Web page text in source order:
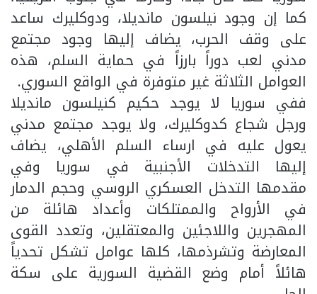
كما إن وجود نيلسون مانديلا، ودوكليرك ساعد
على وقف الحرب، يضاف إليها وجود مجتمع
مدني لعب دوراً بارزاً في حماية السلم، هذه
العوامل الثلاثة غير متوفرة في الواقع السوري.
ففي سوريا لا يوجد حكيم كنيلسون مانديلا
ورجل شجاع كدوكليرك، ولا يوجد مجتمع مدني
يعول عليه في ارساء السلم الأهلي، يضاف
إليها التدخلات الأجنبية في سوريا وفي
مقدمها التدخل العسكري الروسي وحجم الدمار
في الأرواح والممتلكات وأعداد هائلة من
المهجرين واللاجئين والمعتقلين، وتعدد القوى
المعارضة وتشرذمها، كلها عوامل تشكل تحدياً
هائلاً أمام وضع القضية السورية على سكة